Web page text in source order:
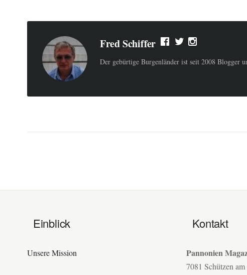
Fred Schiffer
Der gebürtige Burgenländer ist seit 2008 Blogger
Einblick
Unsere Mission
Kontakt
Pannonien
7081 Schützen